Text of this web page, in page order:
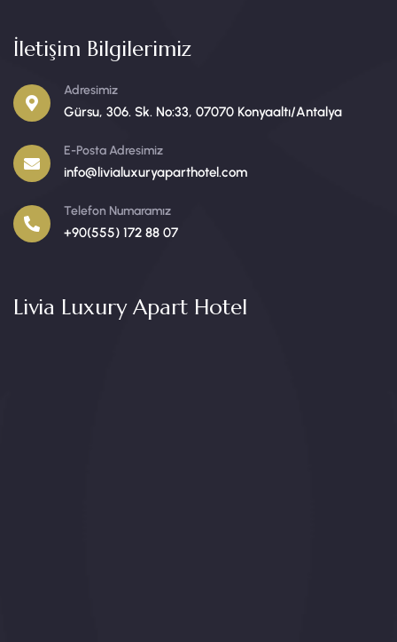
İletişim Bilgilerimiz
Adresimiz
Gürsu, 306. Sk. No:33, 07070 Konyaaltı/Antalya
E-Posta Adresimiz
info@livialuxuryaparthotel.com
Telefon Numaramız
+90(555) 172 88 07
Livia Luxury Apart Hotel